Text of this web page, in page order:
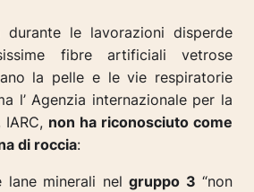
le lavorazioni disperde
fibre artificiali vetrose
la pelle e le vie respiratorie
l’ Agenzia internazionale per la
non ha riconosciuto come
di roccia:
lane minerali nel gruppo 3 “non